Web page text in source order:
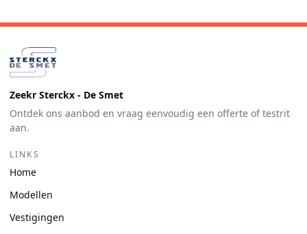
Zeekr Sterckx - De Smet
Ontdek ons aanbod en vraag eenvoudig een offerte of testrit
aan.
LINKS
Home
Modellen
Vestigingen